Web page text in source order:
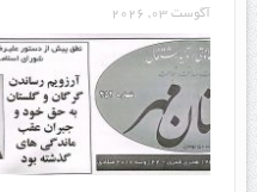
آگوست 03, 2026